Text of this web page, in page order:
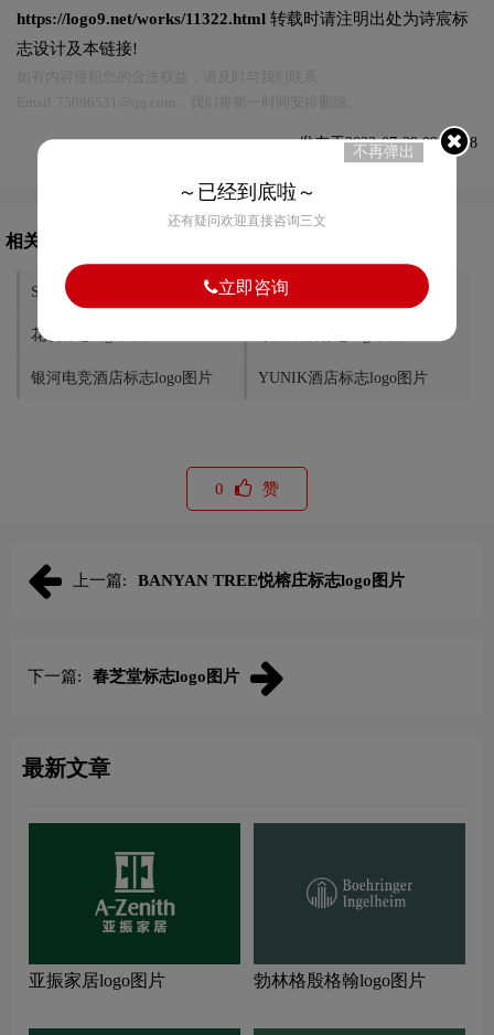
https://logo9.net/works/11322.html 转载时请注明出处为诗宸标
志设计及本链接!
发布于2023-07-29 09:37:38
相关文章推荐
Six Senses六善标志logo图片 立鼎世标志logo图片
花筑标志logo图片
银河电竞酒店标志logo图片 YUNIK酒店标志logo图片
0 赞
上一篇: BANYAN TREE悦榕庄标志logo图片
下一篇: 春芝堂标志logo图片
最新文章
亚振家居logo图片 勃林格殷格翰logo图片
不再弹出
～已经到底啦～
还有疑问欢迎直接咨询三文
立即咨询